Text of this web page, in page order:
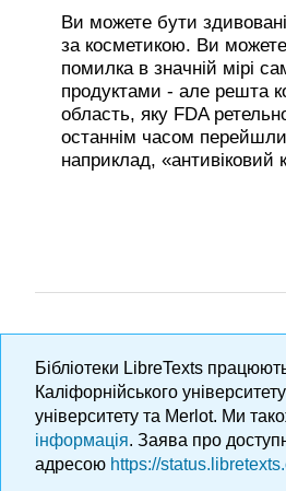
Ви можете бути
за косметикою. Ви
помилка в значній мірі
продуктами - але решта
область, яку FDA
останнім часом
наприклад, «антивіковий
Бібліотеки LibreTexts
Каліфорнійського
університету та Merlot. Ми
інформація. Заява про
адресою https://